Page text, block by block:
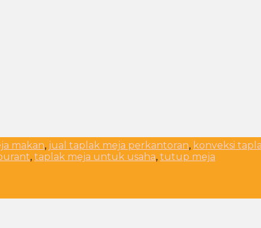
makan, jual taplak meja perkantoran, konveksi
, taplak meja untuk usaha, tutup meja